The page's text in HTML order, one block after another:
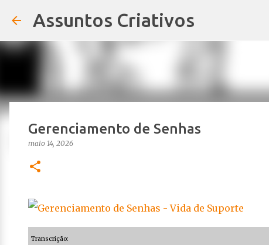
Assuntos Criativos
Gerenciamento de Senhas
maio 14, 2026
Transcrição: